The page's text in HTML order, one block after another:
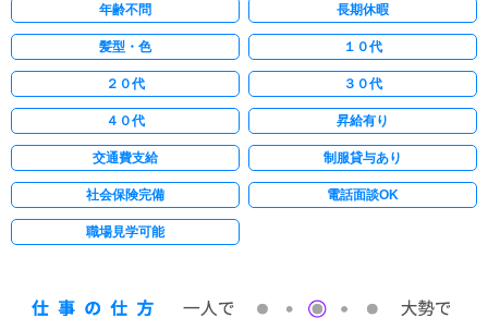
年齢不問 長期休暇
髪型・色 １０代
２０代 ３０代
４０代 昇給有り
交通費支給 制服貸与あり
社会保険完備 電話面談OK
職場見学可能